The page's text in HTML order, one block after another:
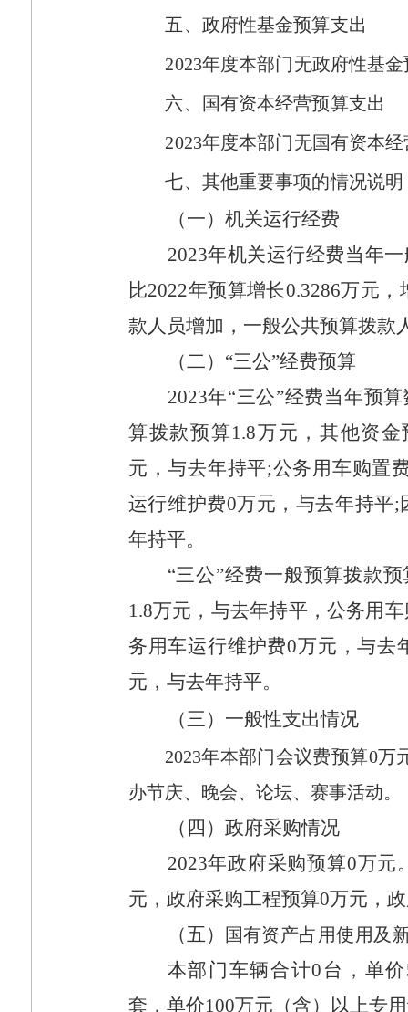
五、政府性基金预算支出
2023年度本部门无政府性基
六、国有资本经营预算支出
2023年度本部门无国有资本
七、其他重要事项的情况说明
（一）机关运行经费
2023年机关运行经费当年
比2022年预算增长0.3286万元，
款人员增加，一般公共预算拨款
（二）“三公”经费预算
2023年“三公”经费当年预
算拨款预算1.8万元，其他资金
元，与去年持平;公务用车购置
运行维护费0万元，与去年持平;
年持平。
“三公”经费一般预算拨款预
1.8万元，与去年持平，公务用
务用车运行维护费0万元，与去
元，与去年持平。
（三）一般性支出情况
2023年本部门会议费预算0万
办节庆、晚会、论坛、赛事活动。
（四）政府采购情况
2023年政府采购预算0万元
元，政府采购工程预算0万元，
（五）
国有资产占用使用及
本部门车辆合计0 台，单价
套，单价100万元（含）以上专